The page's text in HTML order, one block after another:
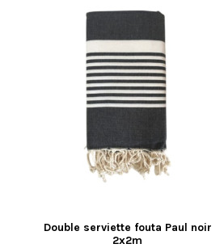
Double serviette fouta Paul noir
2x2m